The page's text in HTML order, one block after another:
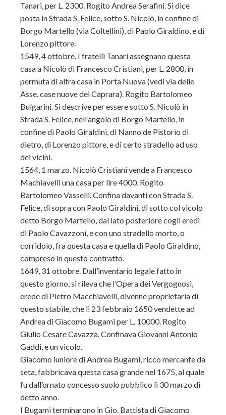
Tanari, per L. 2300. Rogito Andrea Serafini. Si dice
posta in Strada S. Felice, sotto S. Nicolò, in confine di
Borgo Martello (via Coltellini), di Paolo Giraldino, e di
Lorenzo pittore.
1549, 4 ottobre. I fratelli Tanari assegnano questa
casa a Nicolò di Francesco Cristiani, per L. 2800, in
permuta di altra casa in Porta Nuova (vedi via delle
Asse. case nuove dei Caprara). Rogito Bartolomeo
Bulgarini. Si descrive per essere sotto S. Nicolò in
Strada S. Felice, nell’angolo di Borgo Martello, in
confine di Paolo Giraldini, di Nanno de Pistorio di
dietro, di Lorenzo pittore, e di certo stradello ad uso
dei vicini.
1564, 1 marzo. Nicolò Cristiani vende a Francesco
Machiavelli una casa per lire 4000. Rogito
Bartolomeo Vasselli. Confina davanti con Strada S.
Felice, di sopra con Paolo Giraldini, di sotto col vicolo
detto Borgo Martello, dal lato posteriore cogli eredi
di Paolo Cavazzoni, e con uno stradello morto, o
corridoio, fra questa casa e quella di Paolo Giraldino,
compreso in questo contratto.
1649, 31 ottobre. Dall’inventario legale fatto in
questo giorno, si rileva che l’Opera dei Vergognosi,
erede di Pietro Macchiavelli, divenne proprietaria di
questo stabile, che li 23 febbraio 1650 vendette ad
Andrea di Giacomo Bugami per L. 10000. Rogito
Giulio Cesare Cavazza. Confinava Giovanni Antonio
Gaddi, e un vicolo.
Giacomo iuniore di Andrea Bugami, ricco mercante da
seta, fabbricava questa casa grande nel 1675, al quale
fu dall’ornato concesso suolo pubblico li 30 marzo di
detto anno.
I Bugami terminarono in Gio. Battista di Giacomo